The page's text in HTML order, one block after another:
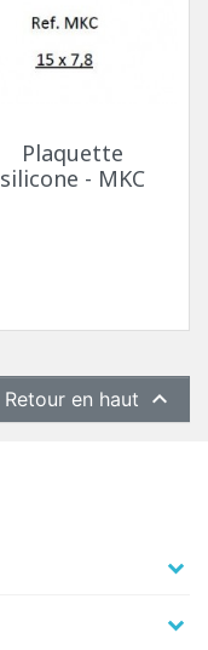
Plaquette
silicone - MKC
Retour en haut 